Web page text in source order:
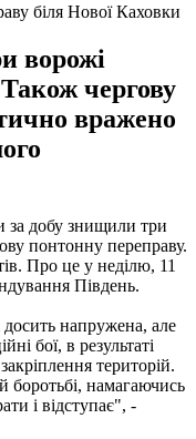
біля Нової Каховки
ворожі
чергову
вражено
за добу знищили три
понтонну переправу.
Про це у неділю, 11
Південь.
напружена, але
бої, в результаті
територій.
боротьбі, намагаючись
і відступає", -